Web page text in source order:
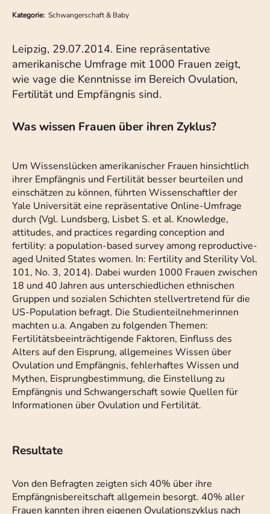
Kategorie: Schwangerschaft & Baby
Leipzig, 29.07.2014. Eine repräsentative
amerikanische Umfrage mit 1000 Frauen zeigt,
wie vage die Kenntnisse im Bereich Ovulation,
Fertilität und Empfängnis sind.
Was wissen Frauen über ihren Zyklus?
Um Wissenslücken amerikanischer Frauen hinsichtlich
ihrer Empfängnis und Fertilität besser beurteilen und
einschätzen zu können, führten Wissenschaftler der
Yale Universität eine repräsentative Online-Umfrage
durch (Vgl. Lundsberg, Lisbet S. et al. Knowledge,
attitudes, and practices regarding conception and
fertility: a population-based survey among reproductive-
aged United States women. In: Fertility and Sterility Vol.
101, No. 3, 2014). Dabei wurden 1000 Frauen zwischen
18 und 40 Jahren aus unterschiedlichen ethnischen
Gruppen und sozialen Schichten stellvertretend für die
US-Population befragt. Die Studienteilnehmerinnen
machten u.a. Angaben zu folgenden Themen:
Fertilitätsbeeinträchtigende Faktoren, Einfluss des
Alters auf den Eisprung, allgemeines Wissen über
Ovulation und Empfängnis, fehlerhaftes Wissen und
Mythen, Eisprungbestimmung, die Einstellung zu
Empfängnis und Schwangerschaft sowie Quellen für
Informationen über Ovulation und Fertilität.
Resultate
Von den Befragten zeigten sich 40% über ihre
Empfängnisbereitschaft allgemein besorgt. 40% aller
Frauen kannten ihren eigenen Ovulationszyklus nach